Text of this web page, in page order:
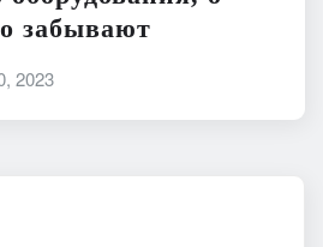
забывают
2023